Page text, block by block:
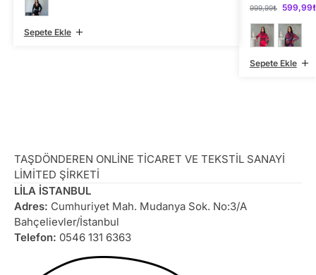
Sepete Ekle
999,99₺ 599,99
Sepete Ekle
TAŞDÖNDEREN ONLİNE TİCARET VE TEKSTİL SANAYİ
LİMİTED ŞİRKETİ
LİLA İSTANBUL
Adres: Cumhuriyet Mah. Mudanya Sok. No:3/A
Bahçelievler/İstanbul
Telefon: 0546 131 6363